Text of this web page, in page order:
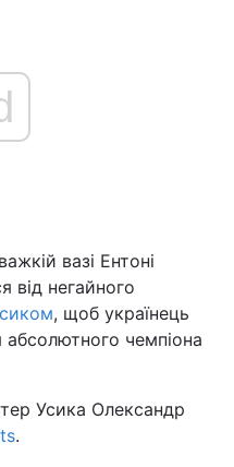
Війна
Політика
Наука
вазі Ентоні
негайного
, щоб українець
абсолютного чемпіона
Усика Олександр
.